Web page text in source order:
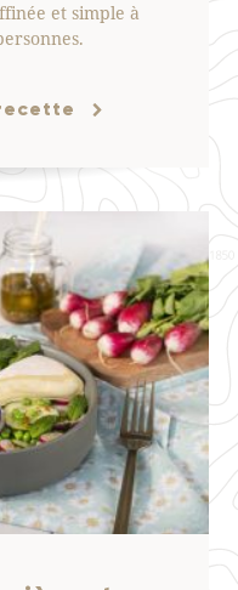
et simple à